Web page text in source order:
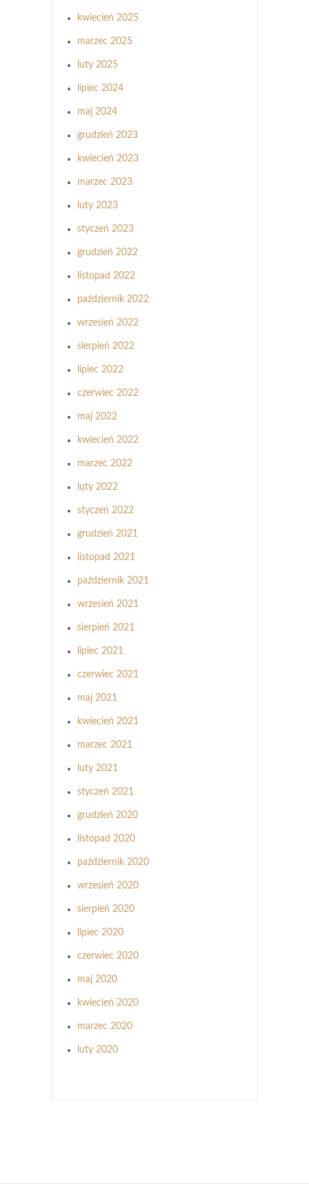
kwiecień 2025
marzec 2025
luty 2025
lipiec 2024
maj 2024
grudzień 2023
kwiecień 2023
marzec 2023
luty 2023
styczeń 2023
grudzień 2022
listopad 2022
październik 2022
wrzesień 2022
sierpień 2022
lipiec 2022
czerwiec 2022
maj 2022
kwiecień 2022
marzec 2022
luty 2022
styczeń 2022
grudzień 2021
listopad 2021
październik 2021
wrzesień 2021
sierpień 2021
lipiec 2021
czerwiec 2021
maj 2021
kwiecień 2021
marzec 2021
luty 2021
styczeń 2021
grudzień 2020
listopad 2020
październik 2020
wrzesień 2020
sierpień 2020
lipiec 2020
czerwiec 2020
maj 2020
kwiecień 2020
marzec 2020
luty 2020